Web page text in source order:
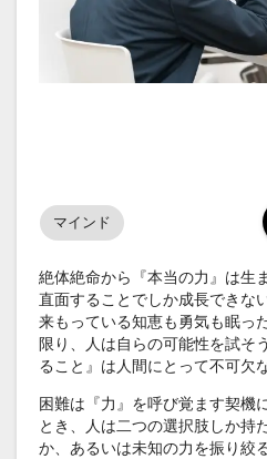
マインド
絶体絶命から『本当の力』は生
直面することでしか成長できな
来もっている知恵も勇気も眠っ
限り、人は自らの可能性を試そ
ること』は人間にとって不可欠
困難は『力』を呼び覚ます契機
とき、人は二つの選択肢しか持
か、あるいは未知の力を振り絞